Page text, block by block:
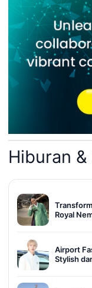
Hiburan
Royal
Airport
Stylish